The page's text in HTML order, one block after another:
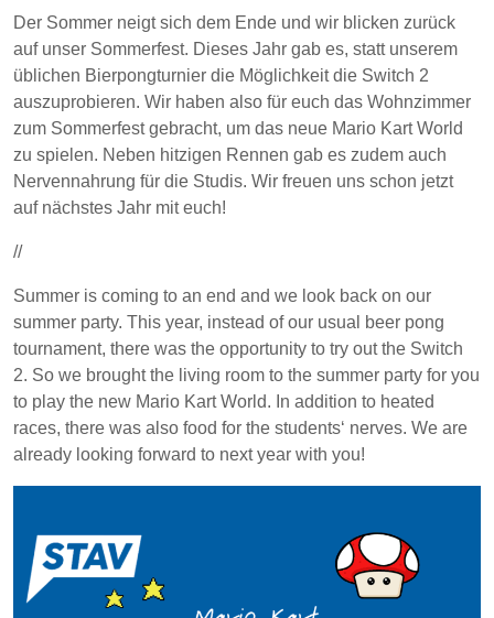
Der Sommer neigt sich dem Ende und wir blicken zurück
auf unser Sommerfest. Dieses Jahr gab es, statt unserem
üblichen Bierpongturnier die Möglichkeit die Switch 2
auszuprobieren. Wir haben also für euch das Wohnzimmer
zum Sommerfest gebracht, um das neue Mario Kart World
zu spielen. Neben hitzigen Rennen gab es zudem auch
Nervennahrung für die Studis. Wir freuen uns schon jetzt
auf nächstes Jahr mit euch!
//
Summer is coming to an end and we look back on our
summer party. This year, instead of our usual beer pong
tournament, there was the opportunity to try out the Switch
2. So we brought the living room to the summer party for you
to play the new Mario Kart World. In addition to heated
races, there was also food for the students‘ nerves. We are
already looking forward to next year with you!